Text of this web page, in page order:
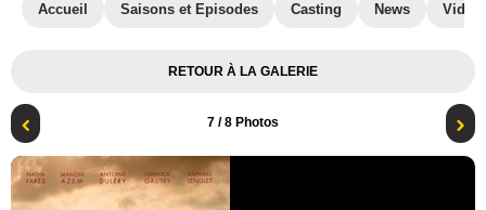
Accueil Saisons et Episodes Casting News
RETOUR À LA GALERIE
7 / 8 Photos